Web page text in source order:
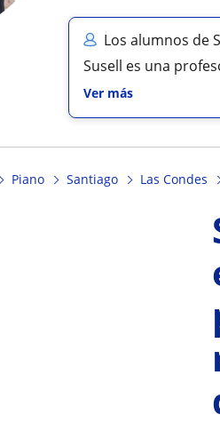
Los alumnos de
Susell es una
Ver más
Piano Santiago Las Condes